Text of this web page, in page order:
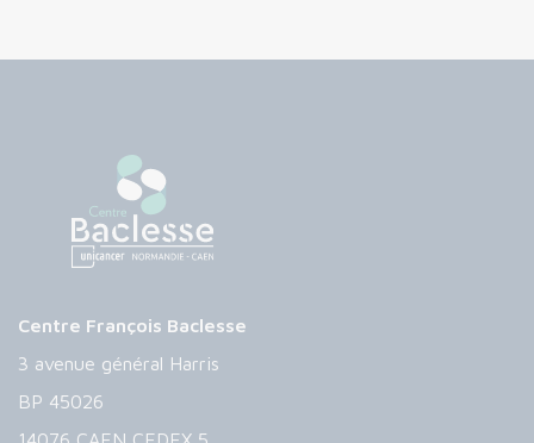
Centre François Baclesse
3 avenue général Harris
BP 45026